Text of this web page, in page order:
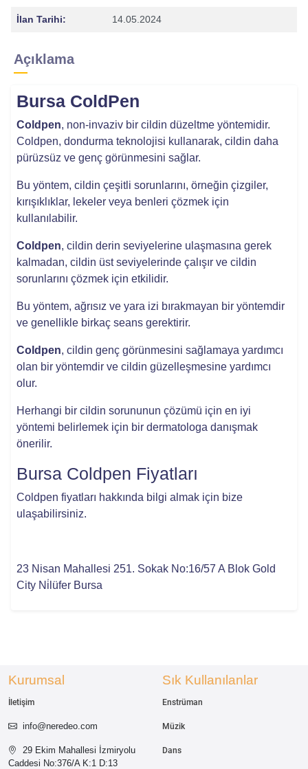
İlan Tarihi: 14.05.2024
Açıklama
Bursa ColdPen
Coldpen, non-invaziv bir cildin düzeltme yöntemidir.
Coldpen, dondurma teknolojisi kullanarak, cildin daha
pürüzsüz ve genç görünmesini sağlar.
Bu yöntem, cildin çeşitli sorunlarını, örneğin çizgiler,
kırışıklıklar, lekeler veya benleri çözmek için
kullanılabilir.
Coldpen, cildin derin seviyelerine ulaşmasına gerek
kalmadan, cildin üst seviyelerinde çalışır ve cildin
sorunlarını çözmek için etkilidir.
Bu yöntem, ağrısız ve yara izi bırakmayan bir yöntemdir
ve genellikle birkaç seans gerektirir.
Coldpen, cildin genç görünmesini sağlamaya yardımcı
olan bir yöntemdir ve cildin güzelleşmesine yardımcı
olur.
Herhangi bir cildin sorununun çözümü için en iyi
yöntemi belirlemek için bir dermatologa danışmak
önerilir.
Bursa Coldpen Fiyatları
Coldpen fiyatları hakkında bilgi almak için bize
ulaşabilirsiniz.
23 Nisan Mahallesi 251. Sokak No:16/57 A Blok Gold
City Ni̇lüfer Bursa
Kurumsal
İletişim
info@neredeo.com
29 Ekim Mahallesi İzmiryolu
Caddesi No:376/A K:1 D:13
Sık Kullanılanlar
Enstrüman
Müzik
Dans